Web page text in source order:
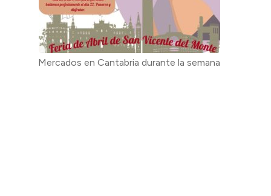
Mercados en Cantabria durante la semana